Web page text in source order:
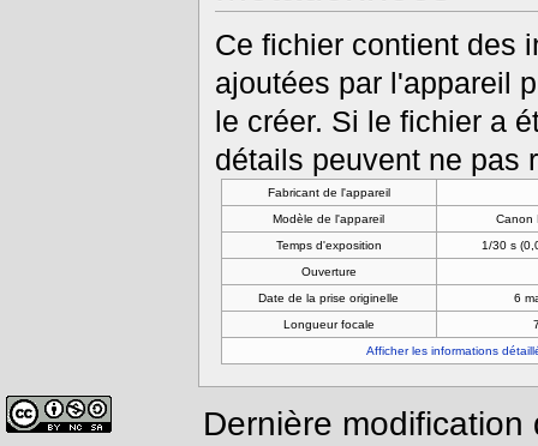
Ce fichier contient des
ajoutées par l'appareil
le créer. Si le fichier a
détails peuvent ne pas
Fabricant de l'appareil
Modèle de l'appareil
Canon
Temps d'exposition
1/30 s
Ouverture
Date de la prise originelle
6
Longueur focale
Afficher les informations
Dernière